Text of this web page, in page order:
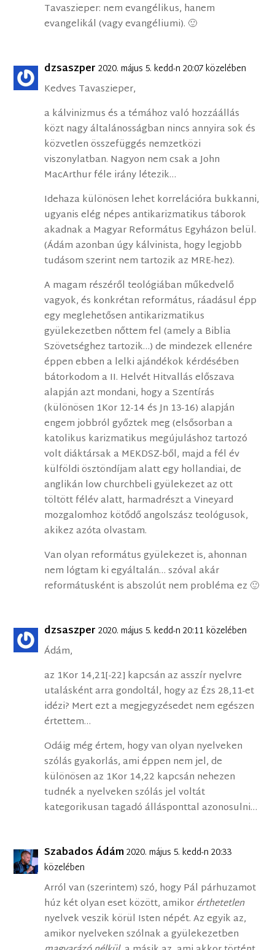
Tavaszieper: nem evangélikus, hanem
evangelikál (vagy evangéliumi). 🙂
dzsaszper 2020. május 5. kedd-n 20:07 közelében
Kedves Tavaszieper,
a kálvinizmus és a témához való hozzáállás
közt nagy általánosságban nincs annyira sok és
közvetlen összefüggés nemzetközi
viszonylatban. Nagyon nem csak a John
MacArthur féle irány létezik…
Idehaza különösen lehet korrelációra bukkanni,
ugyanis elég népes antikarizmatikus táborok
akadnak a Magyar Református Egyházon belül.
(Ádám azonban úgy kálvinista, hogy legjobb
tudásom szerint nem tartozik az MRE-hez).
A magam részéről teológiában műkedvelő
vagyok, és konkrétan református, ráadásul épp
egy meglehetősen antikarizmatikus
gyülekezetben nőttem fel (amely a Biblia
Szövetséghez tartozik…) de mindezek ellenére
éppen ebben a lelki ajándékok kérdésében
bátorkodom a II. Helvét Hitvallás előszava
alapján azt mondani, hogy a Szentírás
(különösen 1Kor 12-14 és Jn 13-16) alapján
engem jobbról győztek meg (elsősorban a
katolikus karizmatikus megújuláshoz tartozó
volt diáktársak a MEKDSZ-ből, majd a fél év
külföldi ösztöndíjam alatt egy hollandiai, de
anglikán low churchbeli gyülekezet az ott
töltött félév alatt, harmadrészt a Vineyard
mozgalomhoz kötődő angolszász teológusok,
akikez azóta olvastam.
Van olyan református gyülekezet is, ahonnan
nem lógtam ki egyáltalán… szóval akár
reformátusként is abszolút nem probléma ez 🙂
dzsaszper 2020. május 5. kedd-n 20:11 közelében
Ádám,
az 1Kor 14,21[-22] kapcsán az asszír nyelvre
utalásként arra gondoltál, hogy az Ézs 28,11-et
idézi? Mert ezt a megjegyzésedet nem egészen
értettem…
Odáig még értem, hogy van olyan nyelveken
szólás gyakorlás, ami éppen nem jel, de
különösen az 1Kor 14,22 kapcsán nehezen
tudnék a nyelveken szólás jel voltát
kategorikusan tagadó állásponttal azonosulni…
Szabados Ádám2020. május 5. kedd-n 20:33
közelében
Arról van (szerintem) szó, hogy Pál párhuzamot
húz két olyan eset között, amikorérthetetlen
nyelvek veszik körül Isten népét. Az egyik az,
amikor nyelveken szólnak a gyülekezetben